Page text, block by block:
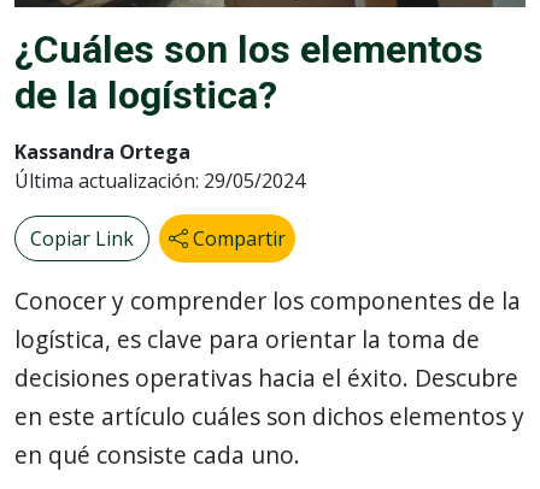
¿Cuáles son los elementos
de la logística?
Kassandra Ortega
Última actualización: 29/05/2024
Copiar Link Compartir
Conocer y comprender los componentes de la
logística, es clave para orientar la toma de
decisiones operativas hacia el éxito. Descubre
en este artículo cuáles son dichos elementos y
en qué consiste cada uno.